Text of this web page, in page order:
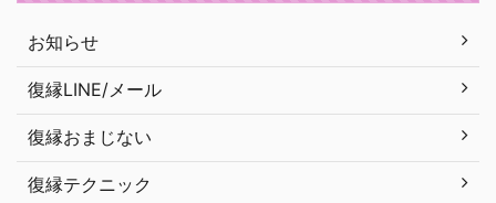
お知らせ
復縁LINE/メール
復縁おまじない
復縁テクニック